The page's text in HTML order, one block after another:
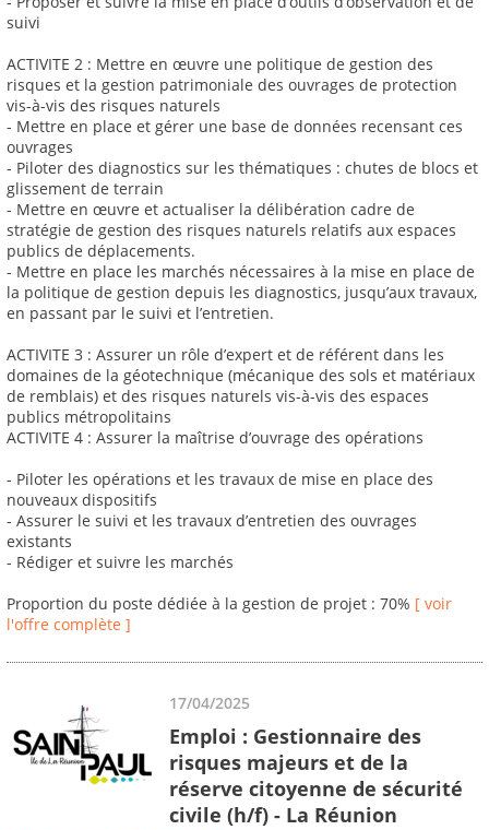
suivi
ACTIVITE 2 : Mettre en œuvre une politique de gestion des
risques et la gestion patrimoniale des ouvrages de protection
vis-à-vis des risques naturels
- Mettre en place et gérer une base de données recensant ces
ouvrages
- Piloter des diagnostics sur les thématiques : chutes de blocs et
glissement de terrain
- Mettre en œuvre et actualiser la délibération cadre de
stratégie de gestion des risques naturels relatifs aux espaces
publics de déplacements.
- Mettre en place les marchés nécessaires à la mise en place de
la politique de gestion depuis les diagnostics, jusqu’aux travaux,
en passant par le suivi et l’entretien.
ACTIVITE 3 : Assurer un rôle d’expert et de référent dans les
domaines de la géotechnique (mécanique des sols et matériaux
de remblais) et des risques naturels vis-à-vis des espaces
publics métropolitains
ACTIVITE 4 : Assurer la maîtrise d’ouvrage des opérations
- Piloter les opérations et les travaux de mise en place des
nouveaux dispositifs
- Assurer le suivi et les travaux d’entretien des ouvrages
existants
- Rédiger et suivre les marchés
Proportion du poste dédiée à la gestion de projet : 70% [ voir
l'offre complète ]
17/04/2025
Emploi : Gestionnaire des
risques majeurs et de la
réserve citoyenne de sécurité
civile (h/f) - La Réunion